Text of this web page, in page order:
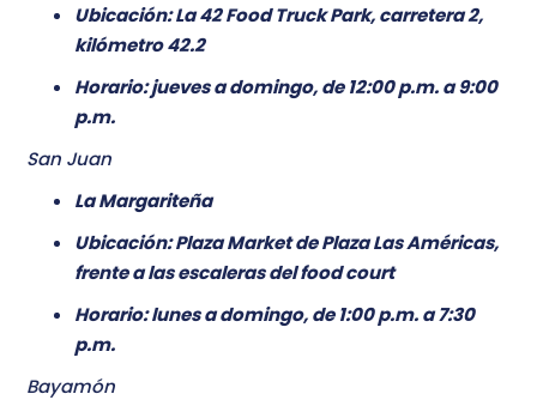
Ubicación: La 42 Food Truck Park, carretera 2,
kilómetro 42.2
Horario: jueves a domingo, de 12:00 p.m. a 9:00
p.m.
San Juan
La Margariteña
Ubicación: Plaza Market de Plaza Las Américas,
frente a las escaleras del food court
Horario: lunes a domingo, de 1:00 p.m. a 7:30
p.m.
Bayamón